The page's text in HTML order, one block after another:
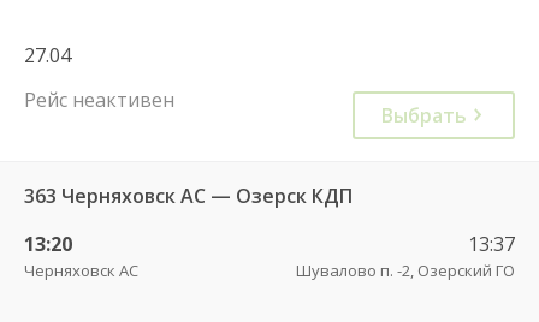
27.04
Рейс неактивен
Выбрать
363 Черняховск АС — Озерск КДП
13:20
Черняховск АС
13:37
Шувалово п. -2, Озерский ГО